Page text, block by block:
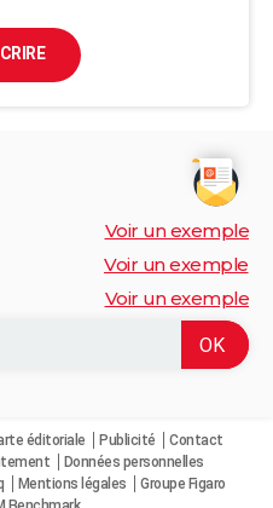
Voir un exemple
Voir un exemple
Voir un exemple
éditoriale Publicité
Contact
Données personnelles
Mentions légales
Groupe Figaro